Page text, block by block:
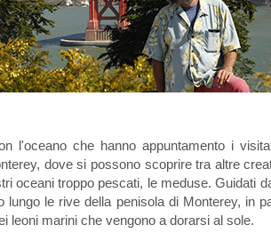
l'oceano che hanno appuntamento i
dove si possono scoprire tra altre
oceani troppo pescati, le meduse. Guidati
lungo le rive della penisola di Monterey, in
leoni marini che vengono a dorarsi al sole.